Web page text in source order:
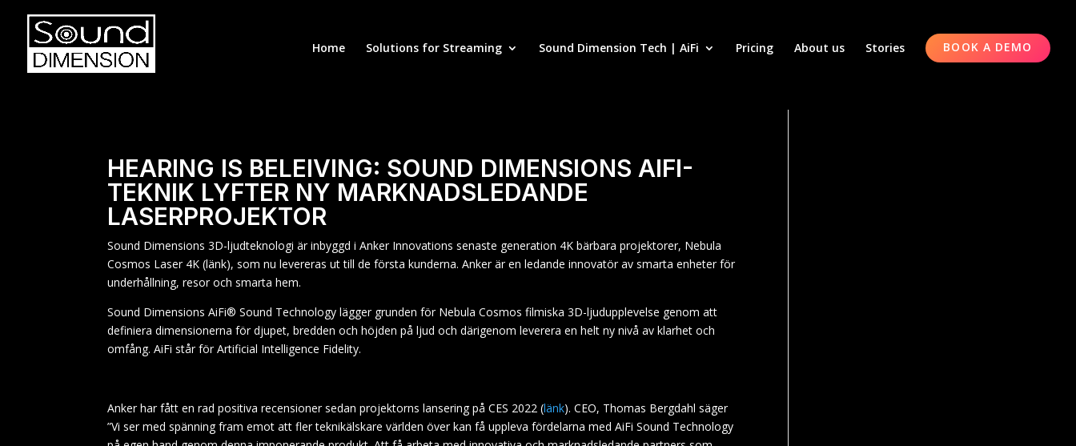
Home Solutions for Streaming Sound Dimension Tech | AiFi Pricing About us Stories BOOK A DEMO
HEARING IS BELEIVING: SOUND DIMENSIONS AIFI-
TEKNIK LYFTER NY MARKNADSLEDANDE
LASERPROJEKTOR
Sound Dimensions 3D-ljudteknologi är inbyggd i Anker Innovations senaste generation 4K bärbara projektorer, Nebula
Cosmos Laser 4K (länk), som nu levereras ut till de första kunderna. Anker är en ledande innovatör av smarta enheter för
underhållning, resor och smarta hem.
Sound Dimensions AiFi® Sound Technology lägger grunden för Nebula Cosmos filmiska 3D-ljudupplevelse genom att
definiera dimensionerna för djupet, bredden och höjden på ljud och därigenom leverera en helt ny nivå av klarhet och
omfång. AiFi står för Artificial Intelligence Fidelity.
Anker har fått en rad positiva recensioner sedan projektorns lansering på CES 2022 (länk). CEO, Thomas Bergdahl säger
”Vi ser med spänning fram emot att fler teknikälskare världen över kan få uppleva fördelarna med AiFi Sound Technology